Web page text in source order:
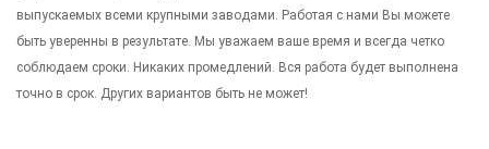
выпускаемых всеми крупными заводами. Работая с нами Вы можете
быть уверенны в результате. Мы уважаем ваше время и всегда четко
соблюдаем сроки. Никаких промедлений. Вся работа будет выполнена
точно в срок. Других вариантов быть не может!